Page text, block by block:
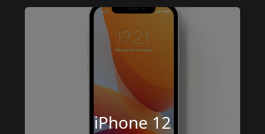
iPhone 12